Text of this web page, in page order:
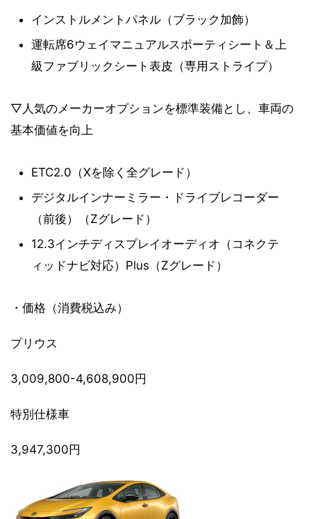
インストルメントパネル（ブラック加飾）
運転席6ウェイマニュアルスポーティシート＆上
級ファブリックシート表皮（専用ストライプ）
▽人気のメーカーオプションを標準装備とし、車両の
基本価値を向上
ETC2.0（Xを除く全グレード）
デジタルインナーミラー・ドライブレコーダー
（前後）（Zグレード）
12.3インチディスプレイオーディオ（コネクテ
ィッドナビ対応）Plus（Zグレード）
・価格（消費税込み）
プリウス
3,009,800-4,608,900円
特別仕様車
3,947,300円